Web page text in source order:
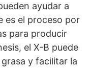
ayudar a
es el proceso por
para producir
el X-B puede
y facilitar la